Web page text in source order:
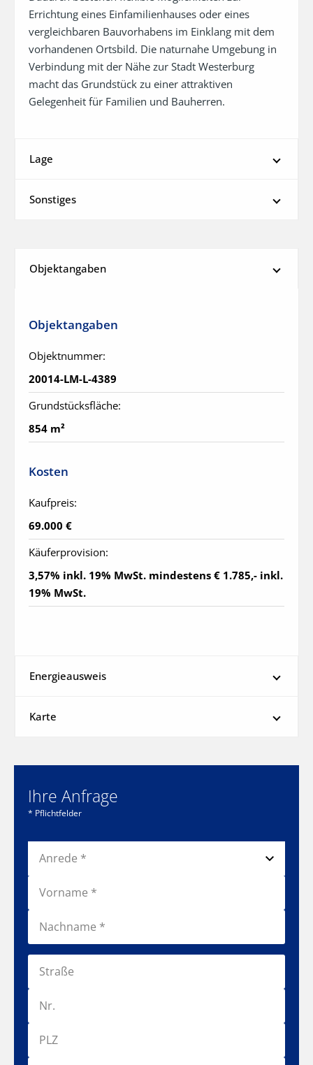
Errichtung eines Einfamilienhauses oder eines
vergleichbaren Bauvorhabens im Einklang mit dem
vorhandenen Ortsbild. Die naturnahe Umgebung in
Verbindung mit der Nähe zur Stadt Westerburg
macht das Grundstück zu einer attraktiven
Gelegenheit für Familien und Bauherren.
Lage
Sonstiges
Objektangaben
Objektangaben
Objektnummer:
20014-LM-L-4389
Grundstücksfläche:
854 m²
Kosten
Kaufpreis:
69.000 €
Käuferprovision:
3,57% inkl. 19% MwSt. mindestens € 1.785,- inkl.
19% MwSt.
Energieausweis
Karte
Ihre Anfrage
* Pflichtfelder